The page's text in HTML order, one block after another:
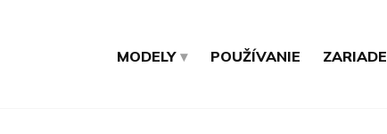
MODELY POUŽÍVANIE